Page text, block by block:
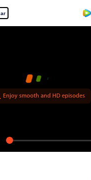
ar
Enjoy smooth and HD episodes